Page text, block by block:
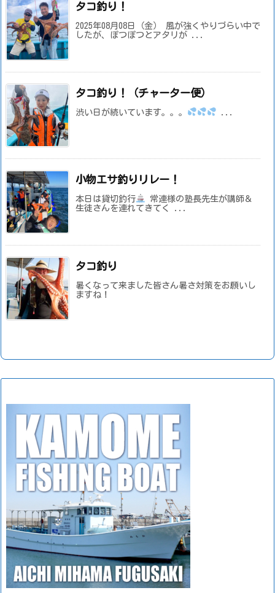
タコ釣り！
2025年08月08日（金） 風が強くやりづらい中で
したが、ぽつぽつとアタリが ...
タコ釣り！（チャーター便）
渋い日が続いています。。。 ...
小物エサ釣りリレー！
本日は貸切釣行
常連様の塾長先生が講師＆
生徒さんを連れてきてく ...
タコ釣り
暑くなって来ました皆さん暑さ対策をお願いし
ますね！